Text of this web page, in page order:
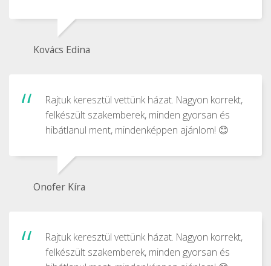
Kovács Edina
Rajtuk keresztül vettünk házat. Nagyon korrekt,
felkészült szakemberek, minden gyorsan és
hibátlanul ment, mindenképpen ajánlom! 😊
Onofer Kíra
Rajtuk keresztül vettünk házat. Nagyon korrekt,
felkészült szakemberek, minden gyorsan és